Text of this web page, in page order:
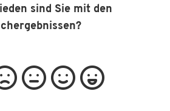
sind Sie mit den